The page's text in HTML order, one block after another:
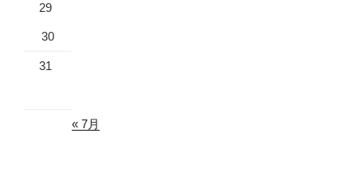
29
30
31
« 7月